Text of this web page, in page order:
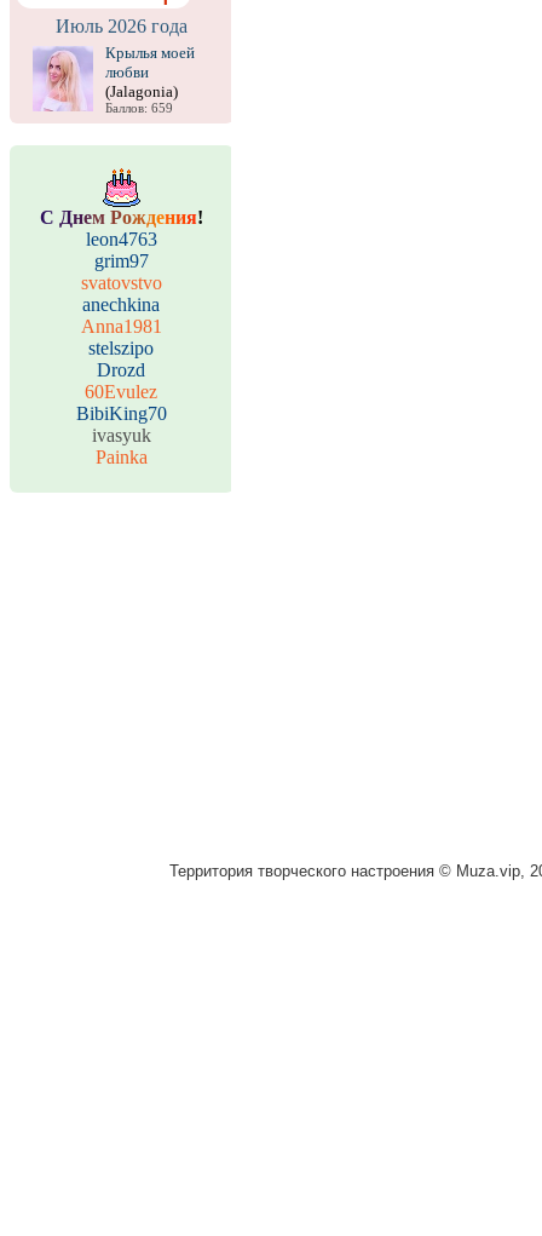
Июль 2026 года
Крылья моей
любви
(Jalagonia)
Баллов: 659
С Днем Рождения!
leon4763
grim97
svatovstvo
anechkina
Anna1981
stelszipo
Drozd
60Evulez
BibiKing70
ivasyuk
Painka
Территория творческого настроения © Muza.vip,